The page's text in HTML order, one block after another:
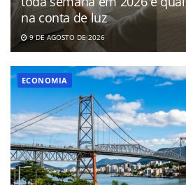
na conta de luz
9 DE AGOSTO DE 2026
ECONOMIA